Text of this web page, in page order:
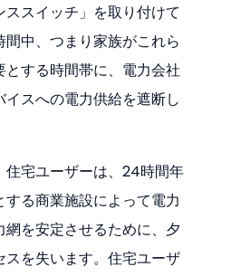
スイッチ」を取り付けて
中、つまり家族がこれら
する時間帯に、電力会社
スへの電力供給を遮断し
住宅ユーザーは、24時間年
る商業施設によって電力
網を安定させるために、夕
を失います。住宅ユーザ